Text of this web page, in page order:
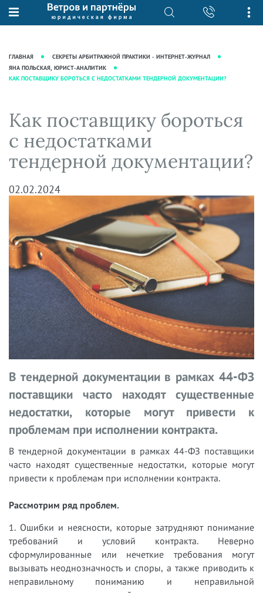
О нас
Рекомендации
фирмы
Кейсы
Вакансии
Юридические услуги
Интеллектуальная собственность
Сопровождение бизнеса
Ведение уголовных дел
Защита активов
База знаний
Журнал "Секреты арбитражной
практики"
Статьи
Аудиоподкасты
Видеоподкасты
Справочная
Вопросы-ответы
Вебинары и семинары
Прямые эфиры
ГЛАВНАЯ
СЕКРЕТЫ АРБИТРАЖНОЙ ПРАКТИКИ - ИНТЕРНЕТ-ЖУРНАЛ
ЯНА ПОЛЬСКАЯ, ЮРИСТ-АНАЛИТИК
КАК ПОСТАВЩИКУ БОРОТЬСЯ С НЕДОСТАТКАМИ ТЕНДЕРНОЙ ДОКУМЕНТАЦИИ?
Как поставщику бороться
с недостатками
тендерной документации?
02.02.2024
В тендерной документации в рамках 44-ФЗ
поставщики часто находят существенные
недостатки, которые могут привести к
проблемам при исполнении контракта.
В тендерной документации в рамках 44-ФЗ поставщики
часто находят существенные недостатки, которые могут
привести к проблемам при исполнении контракта.
Рассмотрим ряд проблем.
1. Ошибки и неясности, которые затрудняют понимание
требований и условий контракта. Неверно
сформулированные или нечеткие требования могут
вызывать неоднозначность и споры, а также приводить к
неправильному пониманию и неправильной